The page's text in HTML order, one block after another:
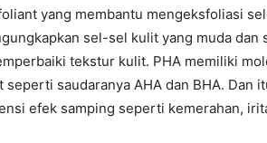
yang membantu mengeksfoliasi
sel-sel kulit yang muda dan
tekstur kulit. PHA memiliki
saudaranya AHA dan BHA. Dan
efek samping seperti kemerahan,